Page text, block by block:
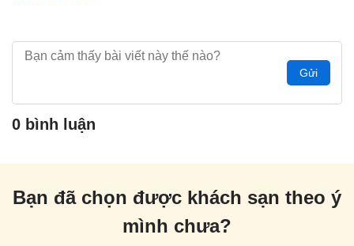
Gửi
0 bình luận
Bạn đã chọn được khách sạn theo ý
mình chưa?